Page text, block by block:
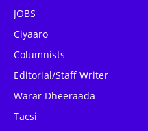
JOBS
Ciyaaro
Columnists
Editorial/Staff Writer
Warar Dheeraada
Tacsi